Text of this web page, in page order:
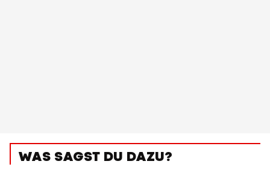
WAS SAGST DU DAZU?